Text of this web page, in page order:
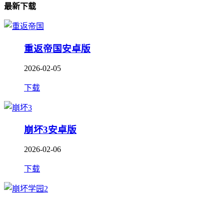
最新下载
重返帝国安卓版
2026-02-05
下载
崩坏3安卓版
2026-02-06
下载